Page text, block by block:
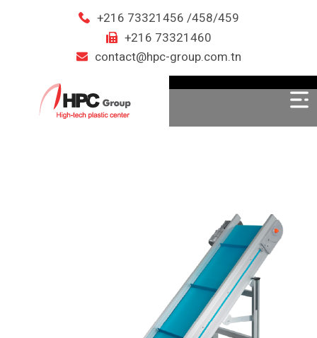
+216 73321456 /458/459
+216 73321460
contact@hpc-group.com.tn